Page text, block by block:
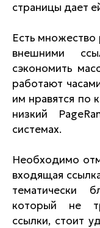
страницы дает
Есть множество
внешними
сэкономить
работают
им нравятся по
низкий
системах.
Необходимо
входящая
тематически
который не
ссылки, стоит